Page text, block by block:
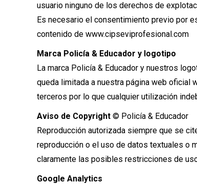
usuario ninguno de los derechos de
Es necesario el consentimiento previo por
contenido de www.cipseviprofesional.com
Marca Policía & Educador y logotipo
La marca Policía & Educador y nuestros
queda limitada a nuestra página web oficial
terceros por lo que cualquier utilización
Aviso de Copyright © Policía & Educador
Reproducción autorizada siempre que se
reproducción o el uso de datos textuales o
claramente las posibles restricciones de
Google Analytics